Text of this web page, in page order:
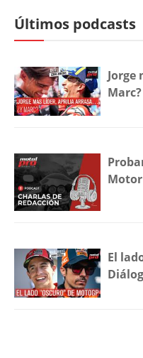
Últimos podcasts
El